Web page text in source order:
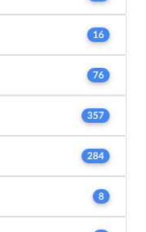
16
76
357
284
8